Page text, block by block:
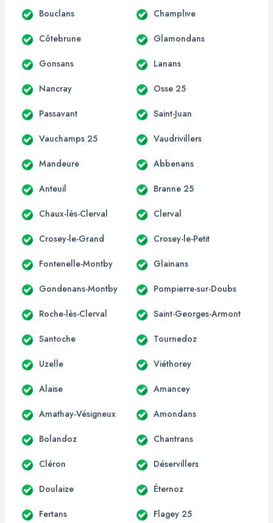
Bouclans Champlive
Côtebrune Glamondans
Gonsans Lanans
Nancray Osse 25
Passavant Saint-Juan
Vauchamps 25 Vaudrivillers
Mandeure Abbenans
Anteuil Branne 25
Chaux-lès-Clerval Clerval
Crosey-le-Grand Crosey-le-Petit
Fontenelle-Montby Glainans
Gondenans-Montby Pompierre-sur-Doubs
Roche-lès-Clerval Saint-Georges-Armont
Santoche Tournedoz
Uzelle Viéthorey
Alaise Amancey
Amathay-Vésigneux Amondans
Bolandoz Chantrans
Cléron Déservillers
Doulaize Éternoz
Fertans Flagey 25